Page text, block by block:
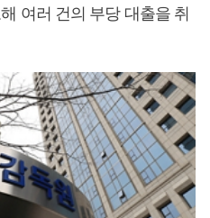
여러 건의 부당 대출을 취